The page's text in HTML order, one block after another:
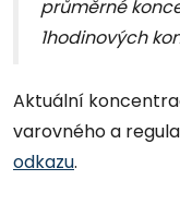
průměrné
1hodinových
Aktuální
varovného a
odkazu.